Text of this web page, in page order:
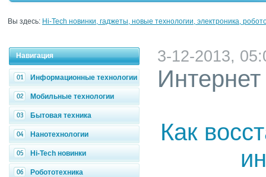
Вы здесь: Hi-Tech новинки, гаджеты, новые технологии, электроника,
Навигация
Информационные технологии
Мобильные технологии
Бытовая техника
Нанотехнологии
Hi-Tech новинки
Робототехника
3-12-2013,
Интернет
Как